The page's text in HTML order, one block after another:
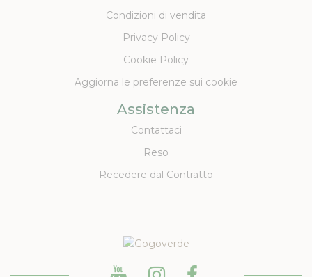
Condizioni di vendita
Privacy Policy
Cookie Policy
Aggiorna le preferenze sui cookie
Assistenza
Contattaci
Reso
Recedere dal Contratto